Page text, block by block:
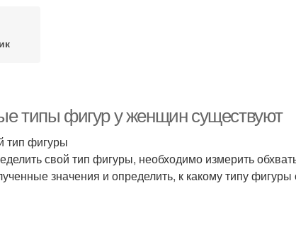
типы фигур у женщин существуют
тип фигуры
свой тип фигуры, необходимо измерить
значения и определить, к какому типу